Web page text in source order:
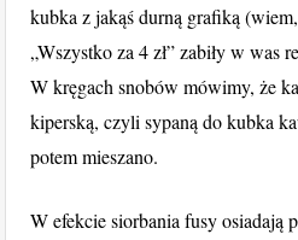
kubka z jakąś durną grafiką
„Wszystko za 4 zł” zabiły w was
W kręgach snobów mówimy, że
kiperską, czyli sypaną do kubka
potem mieszano.
W efekcie siorbania fusy osiadają